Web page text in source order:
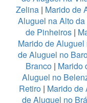
Zelina | Marido de
Aluguel na Alto da
de Pinheiros|
Marido de
de Aluguel no
Branco | Marido
Aluguel no
Retiro | Marido de
de Aluguel no